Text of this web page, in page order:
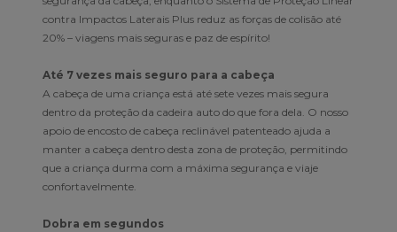
contra Impactos Laterais Plus reduz as forças de colisão até
20% – viagens mais seguras e paz de espírito!
Até 7 vezes mais seguro para a cabeça
A cabeça de uma criança está até sete vezes mais segura
dentro da proteção da cadeira auto do que fora dela. O nosso
apoio de encosto de cabeça reclinável patenteado ajuda a
manter a cabeça dentro desta zona de proteção, permitindo
que a criança durma com a máxima segurança e viaje
confortavelmente.
Dobra em segundos